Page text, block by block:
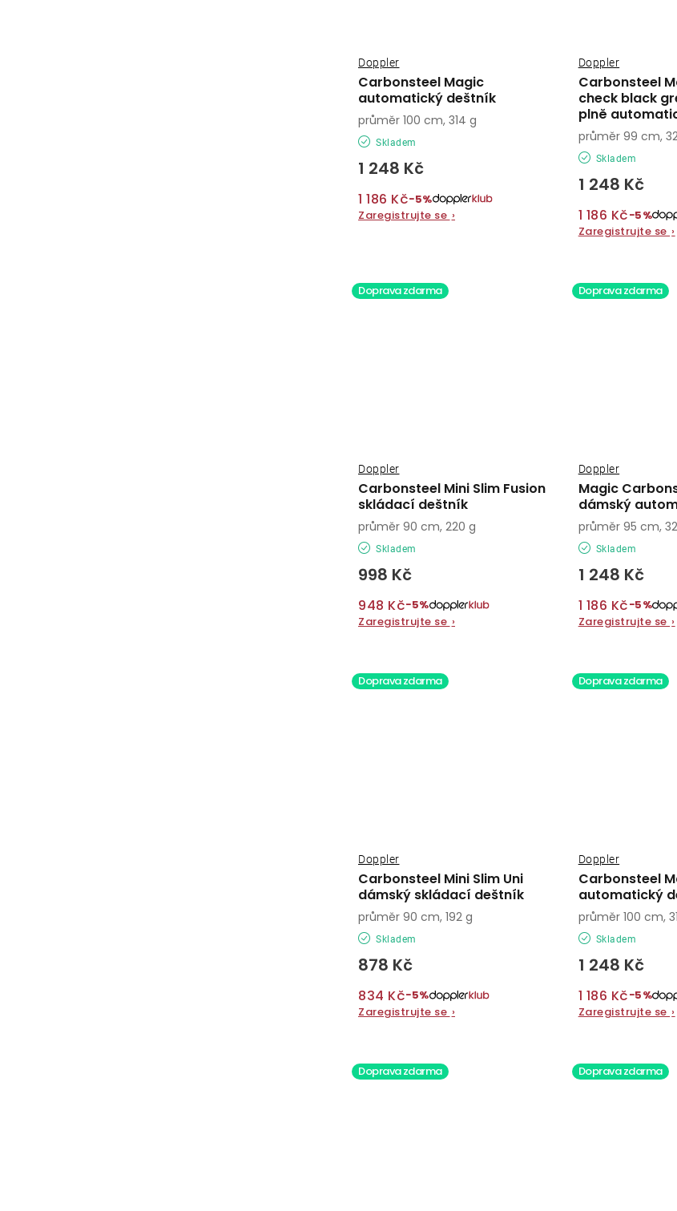
Carbonsteel Magic
automatický deštník
Doppler
Skladem
1 248 Kč
1 186 Kč−5%
Zaregistrujte se ›
průměr 100 cm, 314 g
Carbonsteel
check black
plně
Doppler
Skladem
1 248 Kč
1 186 Kč−5%
Zaregistrujte se ›
průměr 99 cm,
Doprava zdarma
Carbonsteel Mini Slim Fusion
skládací deštník
Doppler
Skladem
998 Kč
948 Kč−5%
Zaregistrujte se ›
průměr 90 cm, 220 g
Doprava zdarma
Magic
dámský
Doppler
Skladem
1 248 Kč
1 186 Kč−5%
Zaregistrujte se ›
průměr 95 cm,
Doprava zdarma
Carbonsteel Mini Slim Uni
dámský skládací deštník
Doppler
Skladem
878 Kč
834 Kč−5%
Zaregistrujte se ›
průměr 90 cm, 192 g
Doprava zdarma
Carbonsteel
automatický
Doppler
Skladem
1 248 Kč
1 186 Kč−5%
Zaregistrujte se ›
průměr 100 cm,
Doprava zdarma Doprava zdarma